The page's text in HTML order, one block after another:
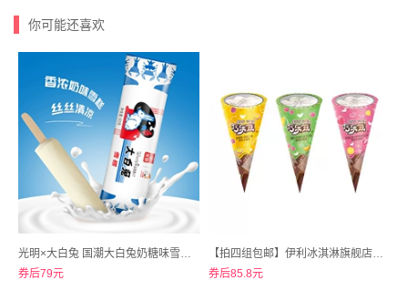
你可能还喜欢
光明×大白兔 国潮大白兔奶糖味雪糕冰淇淋30支
券后79元
【拍四组包邮】伊利冰淇淋旗舰店！巧乐兹中脆筒系列任选32支+赠苦咖啡*1
券后85.8元